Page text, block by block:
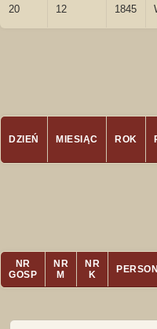
20 12 1845
DZIEŃ MIESIĄC ROK
NR
GOSP
NR
M
NR
K